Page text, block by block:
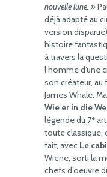
nouvelle lune. »
déjà adapté au
version
histoire
à travers la
l’homme d’une
son créateur, au
James Whale.
Wie er in die
légende du 7e
toute classique,
fait, avec Le
Wiene, sorti la
chefs d’oeuvre